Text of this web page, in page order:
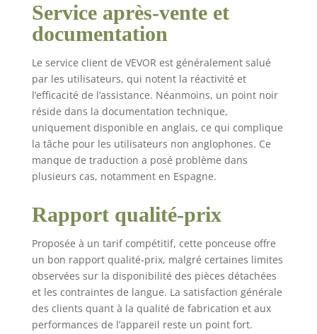
nécessitant un
polissage doux ou que
vous ayez besoin d'un
ponçage à grande
vitesse pour un retrait
rapide du matériau,
cette ponceuse à main
offre des résultats
professionnels Variété
de grains pour une
polyvalence accrue :
cette ponceuse à main
avec 10 papiers de
verre de différents
grains, allant de 80 à
320, s'attaquant sans
effort à différentes
surfaces telles que le
bois, le métal, les
murs, le mastic de
voiture, la peinture,
Service après-vente et
documentation
Le service client de VEVOR est généralement salué
par les utilisateurs, qui notent la réactivité et
l’efficacité de l’assistance. Néanmoins, un point noir
réside dans la documentation technique,
uniquement disponible en anglais, ce qui complique
la tâche pour les utilisateurs non anglophones. Ce
manque de traduction a posé problème dans
plusieurs cas, notamment en Espagne.
Rapport qualité-prix
Proposée à un tarif compétitif, cette ponceuse offre
un bon rapport qualité-prix, malgré certaines limites
observées sur la disponibilité des pièces détachées
et les contraintes de langue. La satisfaction générale
des clients quant à la qualité de fabrication et aux
performances de l’appareil reste un point fort.